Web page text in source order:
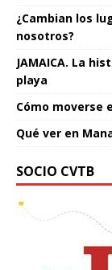
¿Cambian los
nosotros?
JAMAICA. La
playa
Cómo moverse
Qué ver en
SOCIO CVTB